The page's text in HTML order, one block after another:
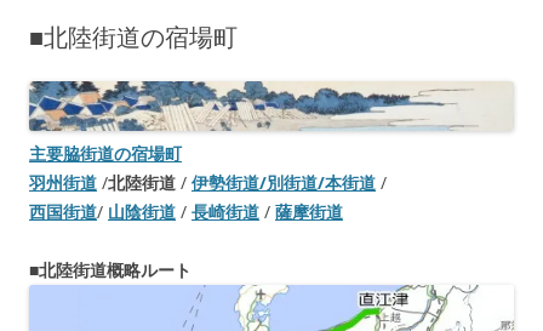
■北陸街道の宿場町
主要脇街道の宿場町
羽州街道 /北陸街道 / 伊勢街道/別街道/本街道 /
西国街道/ 山陰街道 / 長崎街道 / 薩摩街道
■北陸街道概略ルート